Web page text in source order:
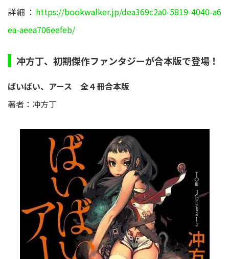
詳細： https://bookwalker.jp/dea369c2a0-5819-4040-a6
ea-aeea706eefeb/
冲方丁、初期傑作ファンタジーが合本版で登場！
ばいばい、アース 全４冊合本版
著者：冲方丁